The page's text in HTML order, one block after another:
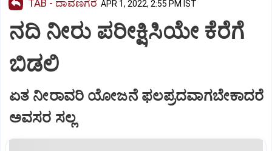
TAB - ದಾವಣಗೆರೆ APR 1, 2022, 2:55 PM IST
ನದಿ ನೀರು ಪರೀಕ್ಷಿಸಿಯೇ ಕೆರೆಗೆ
ಬಿಡಲಿ
ಏತ ನೀರಾವರಿ ಯೋಜನೆ ಫಲಪ್ರದವಾಗಬೇಕಾದರೆ
ಅವಸರ ಸಲ್ಲ